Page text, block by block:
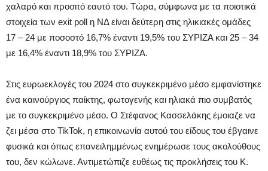
χαλαρό και προσιτό εαυτό του. Τώρα, σύμφωνα με τα ποιοτικά
στοιχεία των exit poll η ΝΔ είναι δεύτερη στις ηλικιακές ομάδες
17 – 24 με ποσοστό 16,7% έναντι 19,5% του ΣΥΡΙΖΑ και 25 – 34
με 16,4% έναντι 18,9% του ΣΥΡΙΖΑ.
Στις ευρωεκλογές του 2024 στο συγκεκριμένο μέσο εμφανίστηκε
ένα καινούργιος παίκτης, φωτογενής και ηλιακά πιο συμβατός
με το συγκεκριμένο μέσο. Ο Στέφανος Κασσελάκης έμοιαζε να
ζει μέσα στο TikTok, η επικοινωνία αυτού του είδους του έβγαινε
φυσικά και όπως επανειλημμένως ενημέρωσε τους ακολούθους
του, δεν κώλωνε. Αντιμετώπιζε ευθέως τις προκλήσεις του Κ.